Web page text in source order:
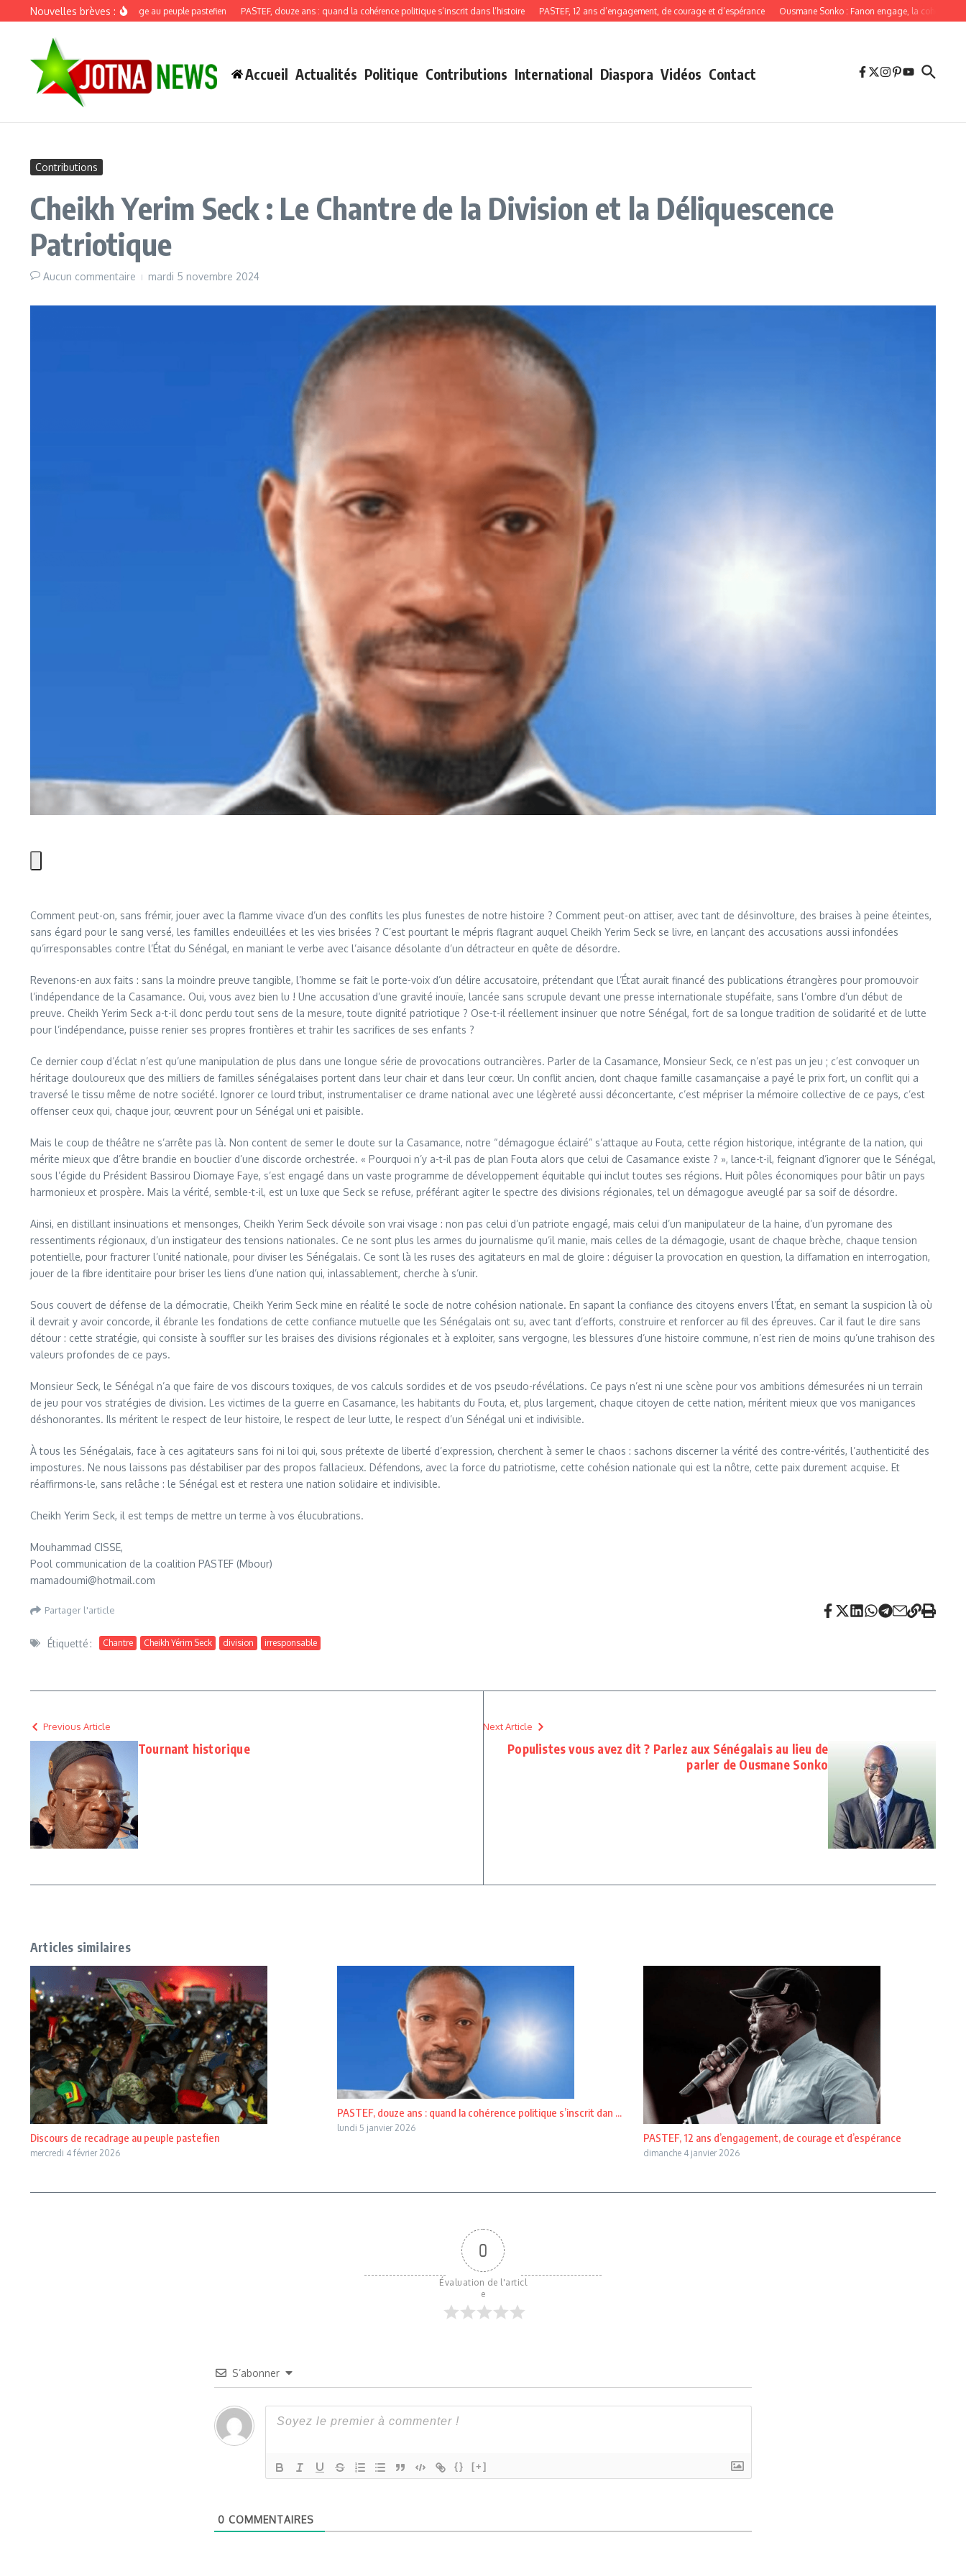
Aller au contenu
Nouvelles brèves :
Discours de recadrage au peuple pastefien PASTEF, douze ans : quand la cohérence politique s’inscrit dans l’histoire PASTEF, 12 ans d’engagement, de courage et d’espérance Ousmane Sonko : Fanon engage, la cohérence oblige
Accueil Actualités Politique Contributions International Diaspora Vidéos Contact
Contributions
Cheikh Yerim Seck : Le Chantre de la Division et la Déliquescence
Patriotique
Aucun commentaire mardi 5 novembre 2024
Comment peut-on, sans frémir, jouer avec la flamme vivace d’un des conflits les plus funestes de notre histoire ? Comment peut-on attiser, avec tant de désinvolture, des braises à peine éteintes,
sans égard pour le sang versé, les familles endeuillées et les vies brisées ? C’est pourtant le mépris flagrant auquel Cheikh Yerim Seck se livre, en lançant des accusations aussi infondées
qu’irresponsables contre l’État du Sénégal, en maniant le verbe avec l’aisance désolante d’un détracteur en quête de désordre.
Revenons-en aux faits : sans la moindre preuve tangible, l’homme se fait le porte-voix d’un délire accusatoire, prétendant que l’État aurait financé des publications étrangères pour promouvoir
l’indépendance de la Casamance. Oui, vous avez bien lu ! Une accusation d’une gravité inouïe, lancée sans scrupule devant une presse internationale stupéfaite, sans l’ombre d’un début de
preuve. Cheikh Yerim Seck a-t-il donc perdu tout sens de la mesure, toute dignité patriotique ? Ose-t-il réellement insinuer que notre Sénégal, fort de sa longue tradition de solidarité et de lutte
pour l’indépendance, puisse renier ses propres frontières et trahir les sacrifices de ses enfants ?
Ce dernier coup d’éclat n’est qu’une manipulation de plus dans une longue série de provocations outrancières. Parler de la Casamance, Monsieur Seck, ce n’est pas un jeu ; c’est convoquer un
héritage douloureux que des milliers de familles sénégalaises portent dans leur chair et dans leur cœur. Un conflit ancien, dont chaque famille casamançaise a payé le prix fort, un conflit qui a
traversé le tissu même de notre société. Ignorer ce lourd tribut, instrumentaliser ce drame national avec une légèreté aussi déconcertante, c’est mépriser la mémoire collective de ce pays, c’est
offenser ceux qui, chaque jour, œuvrent pour un Sénégal uni et paisible.
Mais le coup de théâtre ne s’arrête pas là. Non content de semer le doute sur la Casamance, notre “démagogue éclairé” s’attaque au Fouta, cette région historique, intégrante de la nation, qui
mérite mieux que d’être brandie en bouclier d’une discorde orchestrée. « Pourquoi n’y a-t-il pas de plan Fouta alors que celui de Casamance existe ? », lance-t-il, feignant d’ignorer que le Sénégal,
sous l’égide du Président Bassirou Diomaye Faye, s’est engagé dans un vaste programme de développement équitable qui inclut toutes ses régions. Huit pôles économiques pour bâtir un pays
harmonieux et prospère. Mais la vérité, semble-t-il, est un luxe que Seck se refuse, préférant agiter le spectre des divisions régionales, tel un démagogue aveuglé par sa soif de désordre.
Ainsi, en distillant insinuations et mensonges, Cheikh Yerim Seck dévoile son vrai visage : non pas celui d’un patriote engagé, mais celui d’un manipulateur de la haine, d’un pyromane des
ressentiments régionaux, d’un instigateur des tensions nationales. Ce ne sont plus les armes du journalisme qu’il manie, mais celles de la démagogie, usant de chaque brèche, chaque tension
potentielle, pour fracturer l’unité nationale, pour diviser les Sénégalais. Ce sont là les ruses des agitateurs en mal de gloire : déguiser la provocation en question, la diffamation en interrogation,
jouer de la fibre identitaire pour briser les liens d’une nation qui, inlassablement, cherche à s’unir.
Sous couvert de défense de la démocratie, Cheikh Yerim Seck mine en réalité le socle de notre cohésion nationale. En sapant la confiance des citoyens envers l’État, en semant la suspicion là où
il devrait y avoir concorde, il ébranle les fondations de cette confiance mutuelle que les Sénégalais ont su, avec tant d’efforts, construire et renforcer au fil des épreuves. Car il faut le dire sans
détour : cette stratégie, qui consiste à souffler sur les braises des divisions régionales et à exploiter, sans vergogne, les blessures d’une histoire commune, n’est rien de moins qu’une trahison des
valeurs profondes de ce pays.
Monsieur Seck, le Sénégal n’a que faire de vos discours toxiques, de vos calculs sordides et de vos pseudo-révélations. Ce pays n’est ni une scène pour vos ambitions démesurées ni un terrain
de jeu pour vos stratégies de division. Les victimes de la guerre en Casamance, les habitants du Fouta, et, plus largement, chaque citoyen de cette nation, méritent mieux que vos manigances
déshonorantes. Ils méritent le respect de leur histoire, le respect de leur lutte, le respect d’un Sénégal uni et indivisible.
À tous les Sénégalais, face à ces agitateurs sans foi ni loi qui, sous prétexte de liberté d’expression, cherchent à semer le chaos : sachons discerner la vérité des contre-vérités, l’authenticité des
impostures. Ne nous laissons pas déstabiliser par des propos fallacieux. Défendons, avec la force du patriotisme, cette cohésion nationale qui est la nôtre, cette paix durement acquise. Et
réaffirmons-le, sans relâche : le Sénégal est et restera une nation solidaire et indivisible.
Cheikh Yerim Seck, il est temps de mettre un terme à vos élucubrations.
Mouhammad CISSE,
Pool communication de la coalition PASTEF (Mbour)
mamadoumi@hotmail.com
Partager l'article
Étiquetté : Chantre Cheikh Yérim Seck division irresponsable
Previous Article
Tournant historique
Next Article
Populistes vous avez dit ? Parlez aux Sénégalais au lieu de
parler de Ousmane Sonko
Articles similaires
Discours de recadrage au peuple pastefien
mercredi 4 février 2026
PASTEF, douze ans : quand la cohérence politique s’inscrit dan ...
lundi 5 janvier 2026
PASTEF, 12 ans d’engagement, de courage et d’espérance
dimanche 4 janvier 2026
0
Évaluation de l'articl
e
S’abonner
{} [+]
0 COMMENTAIRES